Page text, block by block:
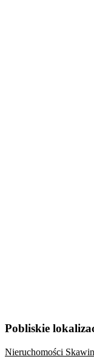
Pobliskie
Nieruchomości